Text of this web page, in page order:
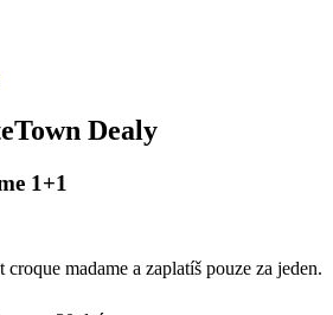
Dealy
1+1
madame a zaplatíš pouze za jeden.